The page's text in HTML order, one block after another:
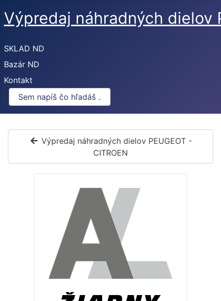
Výpredaj náhradných dielov
SKLAD ND
Bazár ND
Kontakt
Výpredaj náhradných dielov PEUGEOT -
CITROEN